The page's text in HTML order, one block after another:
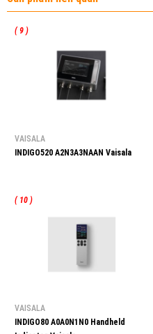
( 9 )
VAISALA
INDIGO520 A2N3A3NAAN Vaisala
( 10 )
VAISALA
INDIGO80 A0A0N1N0 Handheld